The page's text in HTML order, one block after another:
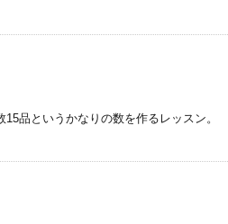
15品というかなりの数を作るレッスン。